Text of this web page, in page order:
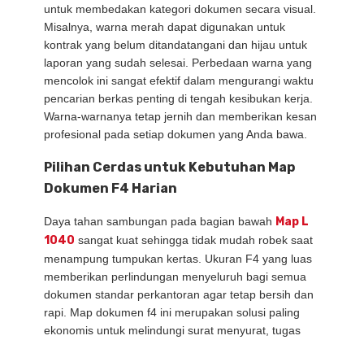
untuk membedakan kategori dokumen secara visual.
Misalnya, warna merah dapat digunakan untuk
kontrak yang belum ditandatangani dan hijau untuk
laporan yang sudah selesai. Perbedaan warna yang
mencolok ini sangat efektif dalam mengurangi waktu
pencarian berkas penting di tengah kesibukan kerja.
Warna-warnanya tetap jernih dan memberikan kesan
profesional pada setiap dokumen yang Anda bawa.
Pilihan Cerdas untuk Kebutuhan Map
Dokumen F4 Harian
Daya tahan sambungan pada bagian bawah Map L
1040 sangat kuat sehingga tidak mudah robek saat
menampung tumpukan kertas. Ukuran F4 yang luas
memberikan perlindungan menyeluruh bagi semua
dokumen standar perkantoran agar tetap bersih dan
rapi. Map dokumen f4 ini merupakan solusi paling
ekonomis untuk melindungi surat menyurat, tugas